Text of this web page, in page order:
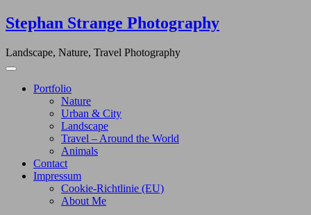
Skip
to
Stephan Strange Photography
Landscape, Nature, Travel Photography
Portfolio
Nature
Urban & City
Landscape
Travel – Around the World
Animals
Contact
Impressum
Cookie-Richtlinie (EU)
About Me